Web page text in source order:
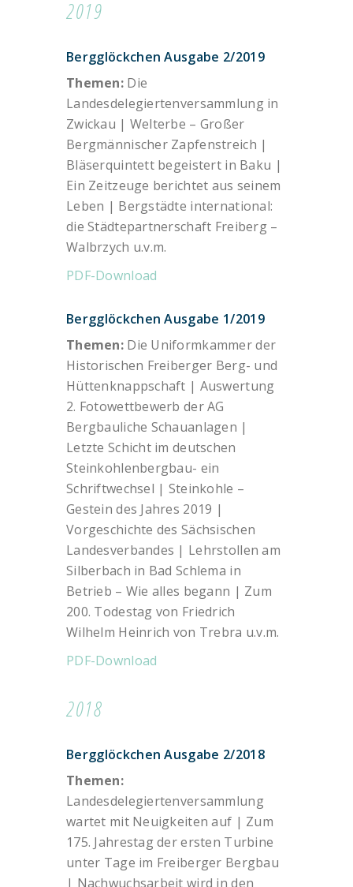
2019
Bergglöckchen Ausgabe 2/2019
Themen:Die
Landesdelegiertenversammlung in
Zwickau | Welterbe – Großer
Bergmännischer Zapfenstreich |
Bläserquintett begeistert in Baku |
Ein Zeitzeuge berichtet aus seinem
Leben | Bergstädte international:
die Städtepartnerschaft Freiberg –
Walbrzych u.v.m.
PDF-Download
Bergglöckchen Ausgabe 1/2019
Themen:Die Uniformkammer der
Historischen Freiberger Berg- und
Hüttenknappschaft | Auswertung
2. Fotowettbewerb der AG
Bergbauliche Schauanlagen |
Letzte Schicht im deutschen
Steinkohlenbergbau- ein
Schriftwechsel | Steinkohle –
Gestein des Jahres 2019 |
Vorgeschichte des Sächsischen
Landesverbandes | Lehrstollen am
Silberbach in Bad Schlema in
Betrieb – Wie alles begann | Zum
200. Todestag von Friedrich
Wilhelm Heinrich von Trebra u.v.m.
PDF-Download
2018
Bergglöckchen Ausgabe 2/2018
Themen:
Landesdelegiertenversammlung
wartet mit Neuigkeiten auf | Zum
175. Jahrestag der ersten Turbine
unter Tage im Freiberger Bergbau
| Nachwuchsarbeit wird in den